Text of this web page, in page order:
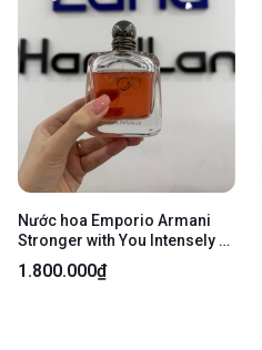
Nước hoa Emporio Armani
Stronger with You Intensely -
EDP - 80/100ml - Tester -
Body
1.800.000₫